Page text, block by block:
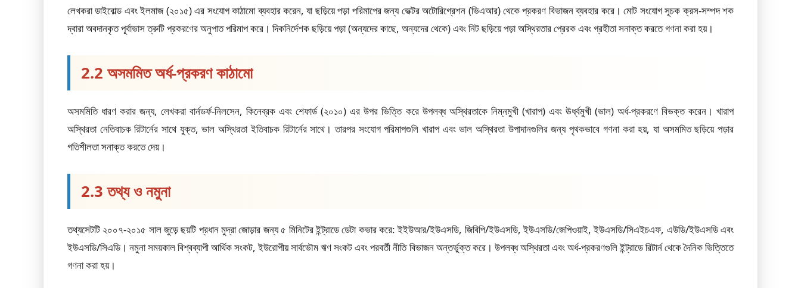
লেখকরা ডাইবোল্ড এবং ইলমাজ (২০১৫) এর সংযোগ কাঠামো ব্যবহার করেন, যা ছড়িয়ে পড়া পরিমাপের জন্য ভেক্টর অটোরিগ্রেশন (ভিএআর) থেকে প্রকরণ বিভাজন ব্যবহার করে। মোট সংযোগ সূচক ক্রস-সম্পদ শক
দ্বারা অবদানকৃত পূর্বাভাস ত্রুটি প্রকরণের অনুপাত পরিমাপ করে। দিকনির্দেশক ছড়িয়ে পড়া (অন্যদের কাছে, অন্যদের থেকে) এবং নিট ছড়িয়ে পড়া অস্থিরতার প্রেরক এবং গ্রহীতা সনাক্ত করতে গণনা করা হয়।
2.2 অসমমিত অর্ধ-প্রকরণ কাঠামো
অসমমিতি ধারণ করার জন্য, লেখকরা বার্নডর্ফ-নিলসেন, কিনেব্রক এবং শেফার্ড (২০১০) এর উপর ভিত্তি করে উপলব্ধ অস্থিরতাকে নিম্নমুখী (খারাপ) এবং ঊর্ধ্বমুখী (ভাল) অর্ধ-প্রকরণে বিভক্ত করেন। খারাপ
অস্থিরতা নেতিবাচক রিটার্নের সাথে যুক্ত, ভাল অস্থিরতা ইতিবাচক রিটার্নের সাথে। তারপর সংযোগ পরিমাপগুলি খারাপ এবং ভাল অস্থিরতা উপাদানগুলির জন্য পৃথকভাবে গণনা করা হয়, যা অসমমিত ছড়িয়ে পড়ার
গতিশীলতা সনাক্ত করতে দেয়।
2.3 তথ্য ও নমুনা
তথ্যসেটটি ২০০৭-২০১৫ সাল জুড়ে ছয়টি প্রধান মুদ্রা জোড়ার জন্য ৫ মিনিটের ইন্ট্রাডে ডেটা কভার করে: ইইউআর/ইউএসডি, জিবিপি/ইউএসডি, ইউএসডি/জেপিওয়াই, ইউএসডি/সিএইচএফ, এউডি/ইউএসডি এবং
ইউএসডি/সিএডি। নমুনা সময়কাল বিশ্বব্যাপী আর্থিক সংকট, ইউরোপীয় সার্বভৌম ঋণ সংকট এবং পরবর্তী নীতি বিভাজন অন্তর্ভুক্ত করে। উপলব্ধ অস্থিরতা এবং অর্ধ-প্রকরণগুলি ইন্ট্রাডে রিটার্ন থেকে দৈনিক ভিত্তিতে
গণনা করা হয়।